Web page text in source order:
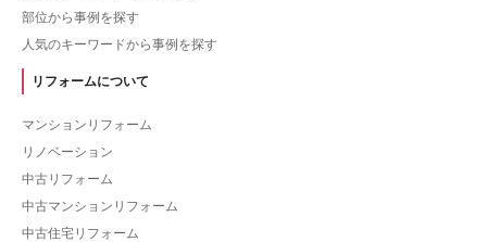
部位から事例を探す
人気のキーワードから事例を探す
リフォームについて
マンションリフォーム
リノベーション
中古リフォーム
中古マンションリフォーム
中古住宅リフォーム